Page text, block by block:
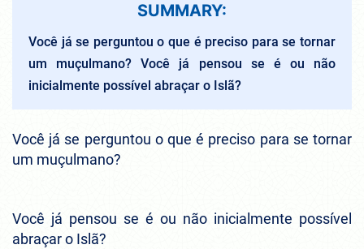
SUMMARY:
Você já se perguntou o que é preciso para se tornar
um muçulmano? Você já pensou se é ou não
inicialmente possível abraçar o Islã?
Você já se perguntou o que é preciso para se tornar
um muçulmano?
Você já pensou se é ou não inicialmente possível
abraçar o Islã?